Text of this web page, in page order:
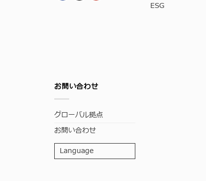
ESG
お問い合わせ
グローバル拠点
お問い合わせ
Language